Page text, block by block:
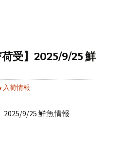
荷受】2025/9/25 鮮
入荷情報
2025/9/25 鮮魚情報